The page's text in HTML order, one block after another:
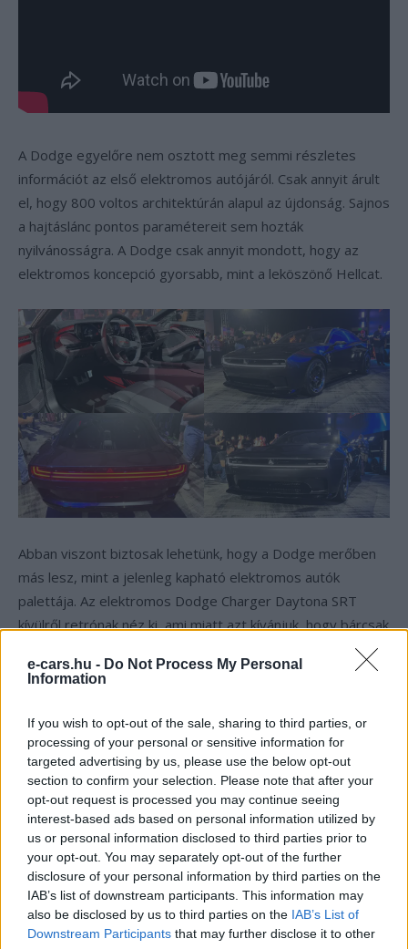
e-cars.hu - Do Not Process My Personal
Information
If you wish to opt-out of the sale, sharing to third parties, or
processing of your personal or sensitive information for
targeted advertising by us, please use the below opt-out
section to confirm your selection. Please note that after your
opt-out request is processed you may continue seeing
interest-based ads based on personal information utilized by
us or personal information disclosed to third parties prior to
your opt-out. You may separately opt-out of the further
disclosure of your personal information by third parties on the
IAB’s list of downstream participants. This information may
also be disclosed by us to third parties on the IAB’s List of
Downstream Participants that may further disclose it to other
A Dodge egyelőre nem osztott meg semmi részletes
információt az első elektromos autójáról. Csak annyit árult
el, hogy 800 voltos architektúrán alapul az újdonság. Sajnos
a hajtáslánc pontos paramétereit sem hozták
nyilvánosságra. A Dodge csak annyit mondott, hogy az
elektromos koncepció gyorsabb, mint a leköszönő Hellcat.
Abban viszont biztosak lehetünk, hogy a Dodge merőben
más lesz, mint a jelenleg kapható elektromos autók
palettája. Az elektromos Dodge Charger Daytona SRT
kívülről retrónak néz ki, ami miatt azt kívánjuk, hogy bárcsak
a koncepció legtöbb eleme eljutna a sorozatgyártásba.
benzines Charger és Challenger számára. 2024-ről ezek a
modellek csak elektromos hajtással érkeznek meg.
Kövesd az e-cars.hu-t a Facebookon is, további
tartalmakért!
›
CÍMKÉK Dodge Dodge Charger Daytona SRT
e-mobilitás
Elektromobilitás
Elektromos autó koncepcio